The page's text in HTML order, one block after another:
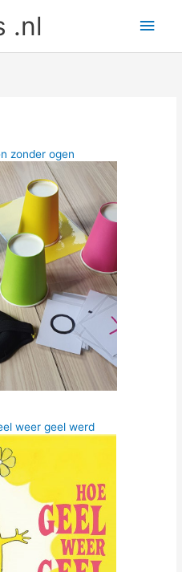
.nl
zonder ogen
weer geel werd